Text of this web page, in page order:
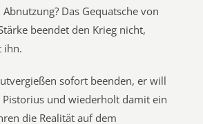
Das Gequatsche von
beendet den Krieg nicht,
ihn.
sofort beenden, er will
Pistorius und wiederholt damit ein
die Realität auf dem